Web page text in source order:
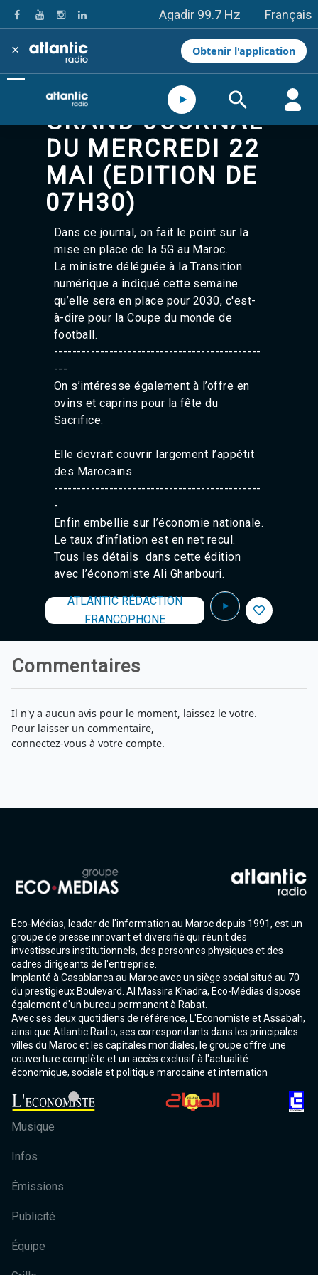
Agadir 99.7 Hz
Tanger 103.3 Hz
Tétouan 87.8 Hz
Fès 98.8 Hz
Meknès 97.2 Hz
El Jadida 97.3
Settat 104,6
Essaouira 96.6
Safi 92.3
Taza 103.0
Taounate 95.6
SkhourRhamna 92.2
Taroudant 104.9
Guelmim 91.9
Tan-Tan 95.2
Tafraout 104.9
Casablanca 92.5 Hz
Rabat, Salé 106.9 Hz
Marrakech 90.5 Hz
Meknès 97.2 Hz
El Jadida 97.3
Essaouira 96.6
Safi 92.3
Taounate 95.6
SkhourRhamna 92.2
Taroudant 104.9
Guelmim 91.9
Tan-Tan 95.2
Tafraout 104.9
Français
× Obtenir l'application
GRAND JOURNAL
DU MERCREDI 22
MAI (EDITION DE
07H30)
Dans ce journal, on fait le point sur la
mise en place de la 5G au Maroc.
La ministre déléguée à la Transition
numérique a indiqué cette semaine
qu’elle sera en place pour 2030, c'est-
à-dire pour la Coupe du monde de
football.
---------------------------------------------
---
On s’intéresse également à l’offre en
ovins et caprins pour la fête du
Sacrifice.
Elle devrait couvrir largement l’appétit
des Marocains.
---------------------------------------------
-
Enfin embellie sur l’économie nationale.
Le taux d’inflation est en net recul.
Tous les détails dans cette édition
avec l’économiste Ali Ghanbouri.
ATLANTIC RÉDACTION
FRANCOPHONE
Commentaires
Il n'y a aucun avis pour le moment, laissez le votre.
Pour laisser un commentaire,
connectez-vous à votre compte.
Eco-Médias, leader de l'information au Maroc depuis 1991, est un
groupe de presse innovant et diversifié qui réunit des
investisseurs institutionnels, des personnes physiques et des
cadres dirigeants de l'entreprise.
Implanté à Casablanca au Maroc avec un siège social situé au 70
du prestigieux Boulevard. Al Massira Khadra, Eco-Médias dispose
également d'un bureau permanent à Rabat.
Avec ses deux quotidiens de référence, L'Economiste et Assabah,
ainsi que Atlantic Radio, ses correspondants dans les principales
villes du Maroc et les capitales mondiales, le groupe offre une
couverture complète et un accès exclusif à l'actualité
économique, sociale et politique marocaine et internation
Musique
Infos
Émissions
Publicité
Équipe